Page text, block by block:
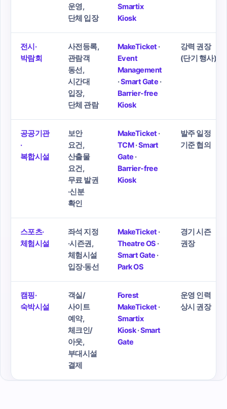
운영,
단체 입장
Smartix
Kiosk
전시·
박람회
사전등록,
관람객
동선,
시간대
입장,
단체 관람
MakeTicket·
Event
Management
·Smart Gate ·
Barrier-free
Kiosk
강력 권장
(단기 행사)
공공기관
·
복합시설
보안
요건,
산출물
요건,
무료 발권
·신분
확인
MakeTicket·
TCM·Smart
Gate ·
Barrier-free
Kiosk
발주 일정
기준 협의
스포츠·
체험시설
좌석 지정
·시즌권,
체험시설
입장·동선
MakeTicket·
Theatre OS ·
Smart Gate ·
Park OS
경기 시즌
권장
캠핑·
숙박시설
객실/
사이트
예약,
체크인/
아웃,
부대시설
결제
Forest
MakeTicket·
Smartix
Kiosk·Smart
Gate
운영 인력
상시 권장